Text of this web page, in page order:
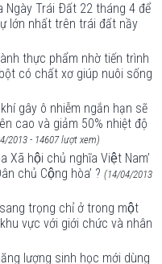
Ngày Trái Ðất 22 tháng 4 để
lớn nhất trên trái đất nầy
thực phẩm nhờ tiến trình
có chất xơ giúp nuôi sống
gây ô nhiễm ngắn hạn sẽ
cao và giảm 50% nhiệt độ
2013 - 14607 lượt xem)
Xã hội chủ nghĩa Việt Nam’
chủ Cộng hòa’ ? (14/04/2013
trọng chỉ ở trong một
vực với giới chức và nhân
lượng sinh học mới dùng